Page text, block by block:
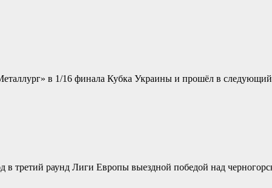
в 1/16 финала Кубка Украины и прошёл в
третий раунд Лиги Европы выездной победой над